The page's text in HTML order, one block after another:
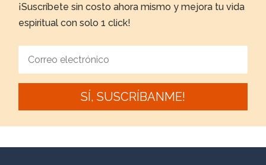
¡Suscríbete sin costo ahora mismo y mejora tu vida
espiritual con solo 1 click!
SÍ, SUSCRÍBANME!